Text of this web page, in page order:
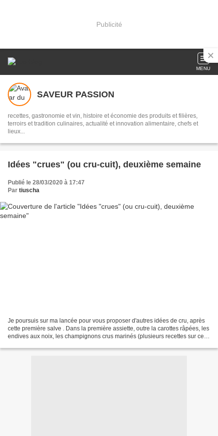
Publicité
MENU
SAVEUR PASSION
recettes, gastronomie et vin, histoire et économie des produits et filières,
terroirs et tradition culinaires, actualité et innovation alimentaire, chefs et
lieux...
Idées "crues" (ou cru-cuit), deuxième semaine
Publié le 28/03/2020 à 17:47
Par tiuscha
Je poursuis sur ma lancée pour vous proposer d'autres idées de cru, après
cette première salve . Dans la première assiette, outre la carottes râpées, les
endives aux noix, les champignons crus marinés (plusieurs recettes sur ce